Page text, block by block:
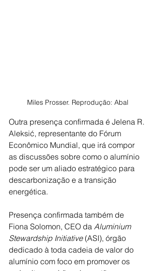
Miles Prosser. Reprodução: Abal
Outra presença confirmada é Jelena R.
Aleksić, representante do Fórum
Econômico Mundial, que irá compor
as discussões sobre como o alumínio
pode ser um aliado estratégico para
descarbonização e a transição
energética.
Presença confirmada também de
Fiona Solomon, CEO da Aluminium
Stewardship Initiative (ASI), órgão
dedicado à toda cadeia de valor do
alumínio com foco em promover os